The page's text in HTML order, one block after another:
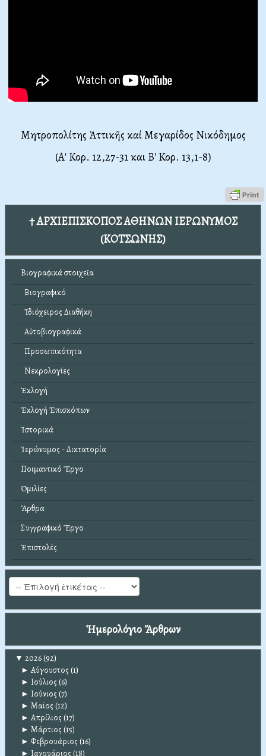
Μητροπολίτης Ἀττικῆς καί Μεγαρίδος Νικόδημος
(Α' Κορ. 12,27-31 και Β' Κορ. 13,1-8)
† ΑΡΧΙΕΠΙΣΚΟΠΟΣ ΑΘΗΝΩΝ ΙΕΡΩΝΥΜΟΣ
(ΚΟΤΣΩΝΗΣ)
Βιογραφικά στοιχεῖα
Βιογραφικό
Ἰδιόχειρος Διαθήκη
Αὐτοβιογραφικά
Προσωπικότητα
Νεκρολογίες
Ἐκλογή
Ἐκλογή Ἐπισκόπων
Ἱστορικά
Ἱερώνυμος - Δικτατορία
Ποιμαντικό Ἔργο
Ὁμιλίες
Ἄρθρα
Συγγραφικό Ἔργο
Ἐπιστολές
Ἡμερολόγιο Ἄρθρων
▼ 2026(92)
► Αύγουστος (1)
► Ιούλιος (6)
► Ιούνιος (7)
► Μαϊος (12)
► Απρίλιος (17)
► Μάρτιος (15)
► Φεβρουάριος (16)
► Ιανουάριος (18)